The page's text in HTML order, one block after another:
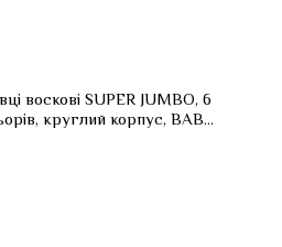
воскові SUPER JUMBO, 6
круглий корпус, BABY